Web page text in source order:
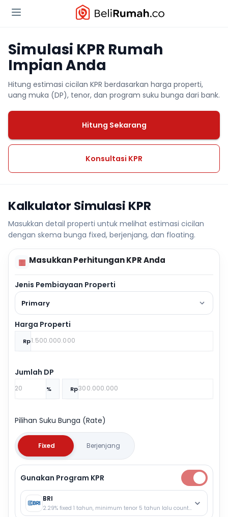
Simulasi KPR Rumah
Impian Anda
Hitung estimasi cicilan KPR berdasarkan harga properti,
uang muka (DP), tenor, dan program suku bunga dari bank.
Hitung Sekarang
Konsultasi KPR
Kalkulator Simulasi KPR
Masukkan detail properti untuk melihat estimasi cicilan
dengan skema bunga fixed, berjenjang, dan floating.
▦ Masukkan Perhitungan KPR Anda
Jenis Pembiayaan Properti
Primary
Harga Properti
Rp
Jumlah DP
% Rp
Pilihan Suku Bunga (Rate)
Fixed Berjenjang
Gunakan Program KPR
BRI
2.29% fixed 1 tahun, minimum tenor 5 tahun lalu counter rate.